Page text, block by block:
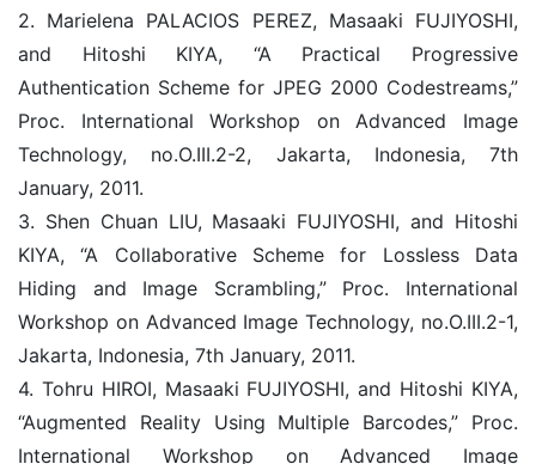
2. Marielena PALACIOS PEREZ, Masaaki FUJIYOSHI,
and Hitoshi KIYA, “A Practical Progressive
Authentication Scheme for JPEG 2000 Codestreams,”
Proc. International Workshop on Advanced Image
Technology, no.O.III.2-2, Jakarta, Indonesia, 7th
January, 2011.
3. Shen Chuan LIU, Masaaki FUJIYOSHI, and Hitoshi
KIYA, “A Collaborative Scheme for Lossless Data
Hiding and Image Scrambling,” Proc. International
Workshop on Advanced Image Technology, no.O.III.2-1,
Jakarta, Indonesia, 7th January, 2011.
4. Tohru HIROI, Masaaki FUJIYOSHI, and Hitoshi KIYA,
“Augmented Reality Using Multiple Barcodes,” Proc.
International Workshop on Advanced Image